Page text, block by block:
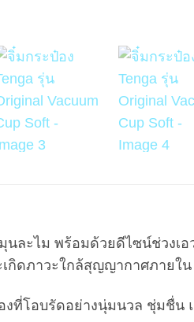
ละไม พร้อมด้วยดีไซน์ช่วงเ
กิดภาวะใกล้สุญญากาศภายใ
ที่โอบรัดอย่างนุ่มนวล ชุ่มชื่น